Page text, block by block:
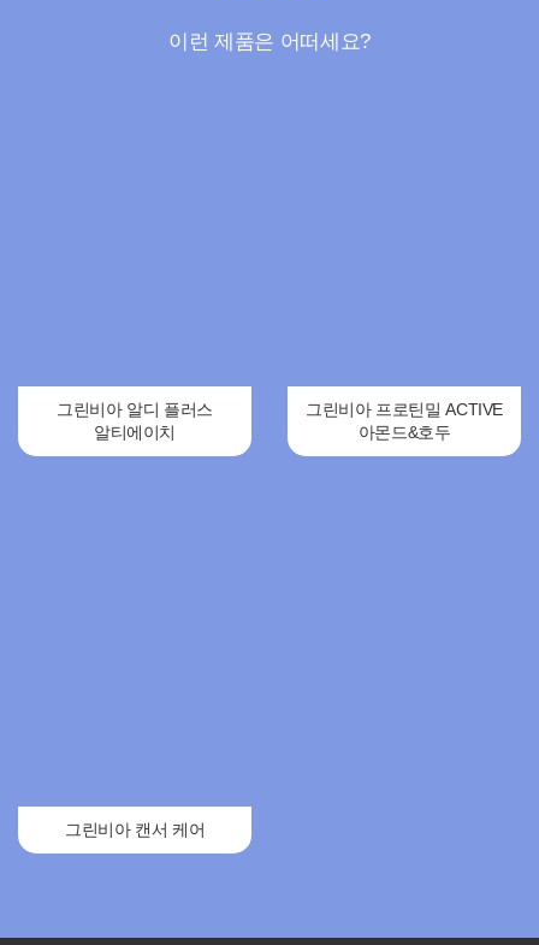
이런 제품은 어떠세요?
그린비아 알디 플러스
알티에이치
그린비아 프로틴밀 ACTIVE
아몬드&호두
그린비아 캔서 케어